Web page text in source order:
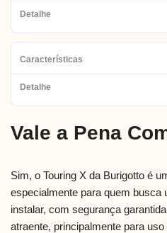
Vale a Pena
Sim, o Touring X da Burigotto é
especialmente para quem busca
instalar, com segurança
atraente, principalmente para uso